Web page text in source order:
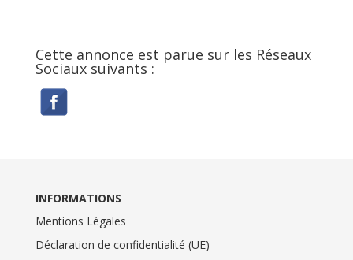
Cette annonce est parue sur les Réseaux
Sociaux suivants :
INFORMATIONS
Mentions Légales
Déclaration de confidentialité (UE)